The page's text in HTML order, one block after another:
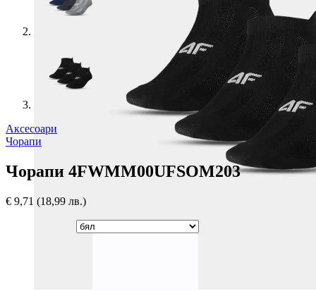
Аксесоари
Чорапи
Чорапи 4FWMM00UFSOM203
€ 9,71 (18,99 лв.)